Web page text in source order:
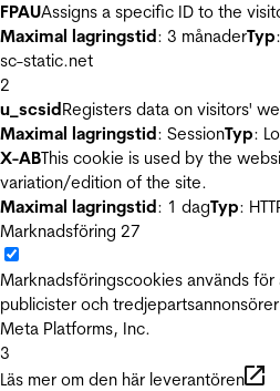
FPAUAssigns a specific ID to the
Maximal lagringstid: 3 månaderTyp
sc-static.net
2
u_scsidRegisters data on visitors'
Maximal lagringstid: SessionTyp:
X-ABThis cookie is used by the
variation/edition of the site.
Maximal lagringstid: 1 dagTyp:
Marknadsföring 27
Marknadsföringscookies används
publicister och
Meta Platforms, Inc.
3
Läs mer om den här leverantören